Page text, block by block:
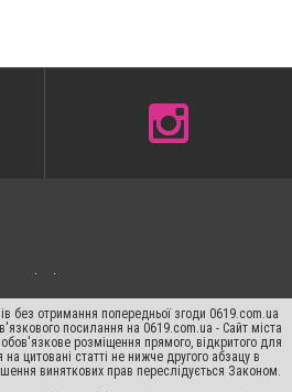
без отримання попередньої згоди 0619.com.ua
посилання на 0619.com.ua - Сайт міста
розміщення прямого, відкритого для
цитовані статті не нижче другого абзацу в
виняткових прав переслідується Законом.